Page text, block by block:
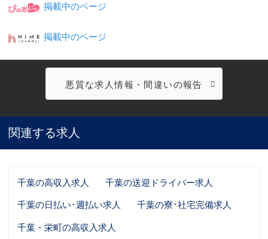
掲載中のページ
掲載中のページ
悪質な求人情報・間違いの報告
関連する求人
千葉の高収入求人
千葉の送迎ドライバー求人
千葉の日払い･週払い求人
千葉の寮･社宅完備求人
千葉・栄町の高収入求人